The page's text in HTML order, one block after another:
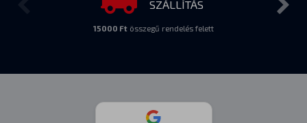
SZÁLLÍTÁS
15000 Ft összegű rendelés felett